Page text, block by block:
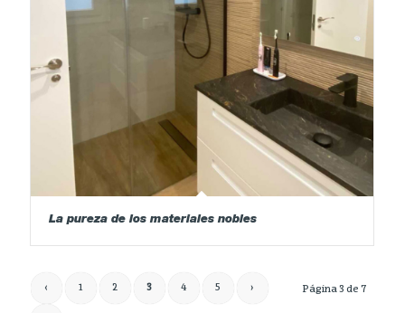
La pureza de los materiales nobles
Página 3 de 7
‹ 1 2 3 4 5 ›